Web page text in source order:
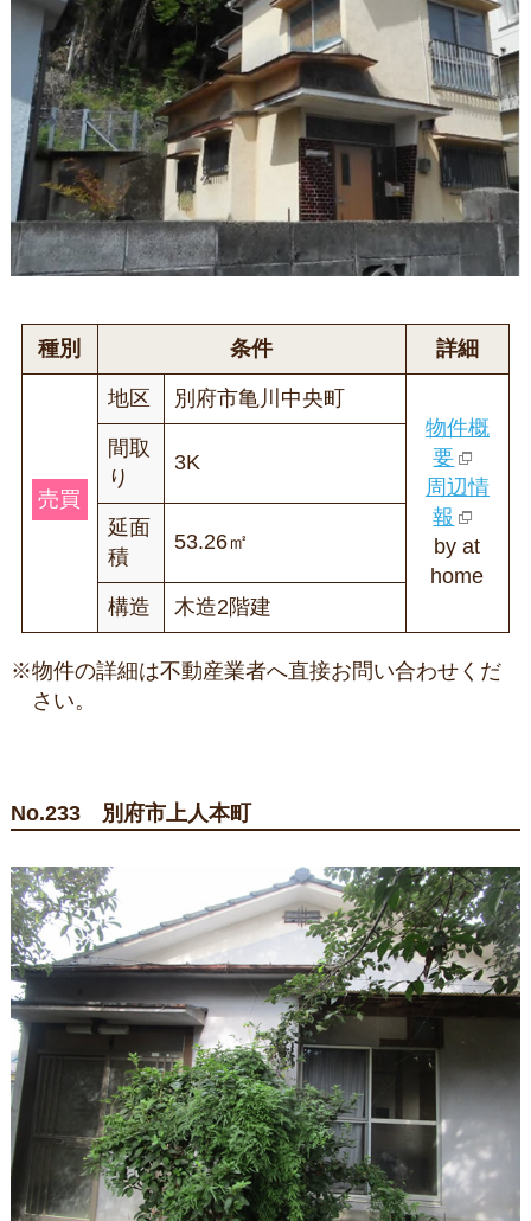
種別 条件 詳細
売買
地区
別府市亀川中央町
物件概
要
周辺情
報
by at
home
間取
り
3K
延面
積
53.26㎡
構造 木造2階建
※物件の詳細は不動産業者へ直接お問い合わせくだ
さい。
No.233 別府市上人本町